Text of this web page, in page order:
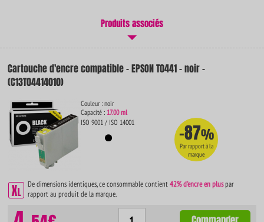
Produits associés
Cartouche d'encre compatible - EPSON T0441 - noir -
(C13T04414010)
Couleur : noir
Capacité : 17.00 ml
ISO 9001 / ISO 14001
-87%
Par rapport à la
marque
De dimensions identiques, ce consommable contient42% d'encre en pluspar
rapport au produit de la marque.